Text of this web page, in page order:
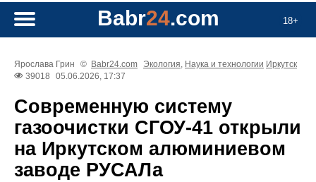
18+
Babr24.com
Ярослава Грин © Babr24.com Экология, Наука и технологии Иркутск
39018
05.06.2026, 17:37
Современную систему
газоочистки СГОУ-41 открыли
на Иркутском алюминиевом
заводе РУСАЛа